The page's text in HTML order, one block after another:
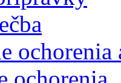
ochorenia